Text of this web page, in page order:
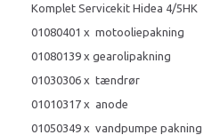
Komplet Servicekit Hidea 4/5HK
01080401 x motooliepakning
01080139 x gearolipakning
01030306 x tændrør
01010317 x anode
01050349 x vandpumpe pakning